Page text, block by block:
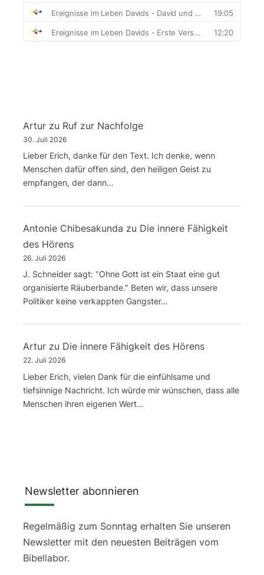
Artur zu Ruf zur Nachfolge
30. Juli 2026
Lieber Erich, danke für den Text. Ich denke, wenn
Menschen dafür offen sind, den heiligen Geist zu
empfangen, der dann…
Antonie Chibesakunda zu Die innere Fähigkeit
des Hörens
26. Juli 2026
J. Schneider sagt: "Ohne Gott ist ein Staat eine gut
organisierte Räuberbande." Beten wir, dass unsere
Politiker keine verkappten Gangster…
Artur zu Die innere Fähigkeit des Hörens
22. Juli 2026
Lieber Erich, vielen Dank für die einfühlsame und
tiefsinnige Nachricht. Ich würde mir wünschen, dass alle
Menschen ihren eigenen Wert…
Newsletter abonnieren
Regelmäßig zum Sonntag erhalten Sie unseren
Newsletter mit den neuesten Beiträgen vom
Bibellabor.